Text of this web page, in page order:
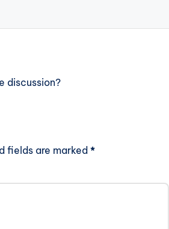
discussion?
fields are marked*